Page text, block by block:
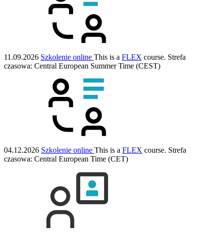
11.09.2026 Szkolenie online This is a FLEX course. Strefa
czasowa: Central European Summer Time (CEST)
04.12.2026 Szkolenie online This is a FLEX course. Strefa
czasowa: Central European Time (CET)